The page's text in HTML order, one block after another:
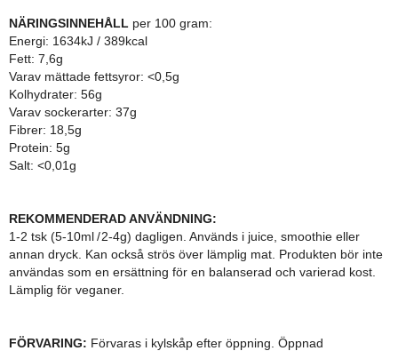
NÄRINGSINNEHÅLL per 100 gram:
Energi: 1634kJ / 389kcal
Fett: 7,6g
Varav mättade fettsyror: <0,5g
Kolhydrater: 56g
Varav sockerarter: 37g
Fibrer: 18,5g
Protein: 5g
Salt: <0,01g
REKOMMENDERAD ANVÄNDNING:
1-2 tsk (5-10ml / 2-4g) dagligen. Används i juice, smoothie eller
annan dryck. Kan också strös över lämplig mat. Produkten bör inte
användas som en ersättning för en balanserad och varierad kost.
Lämplig för veganer.
FÖRVARING: Förvaras i kylskåp efter öppning. Öppnad